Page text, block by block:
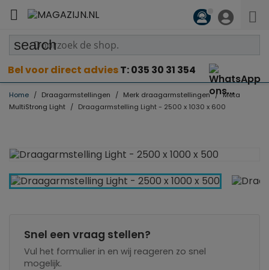

search
Bel voor direct adviesT: 035 30 31 354
Home Draagarmstellingen Merk draagarmstellingen
Meta
MultiStrong Light
Draagarmstelling Light - 2500 x 1030 x 600
Snel een vraag stellen?
Vul het formulier in en wij reageren zo snel
mogelijk.